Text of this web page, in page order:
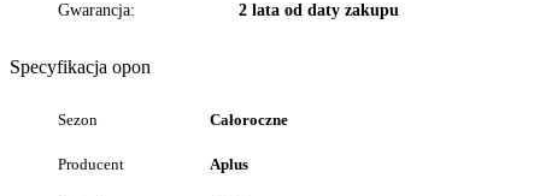
Gwarancja: 2 lata od daty zakupu
Specyfikacja opon
Sezon Całoroczne
Producent Aplus